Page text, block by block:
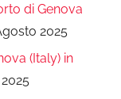
di Genova
2025
(Italy) in